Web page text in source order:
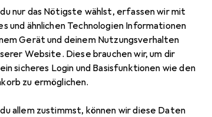
nur das Nötigste wählst, erfassen wir mit
und ähnlichen Technologien Informationen
Gerät und deinem Nutzungsverhalten
Website. Diese brauchen wir, um dir
sicheres Login und Basisfunktionen wie den
zu ermöglichen.
allem zustimmst, können wir diese Daten
Gesamtsortiment Wohnen Möbel
EUR
109,–